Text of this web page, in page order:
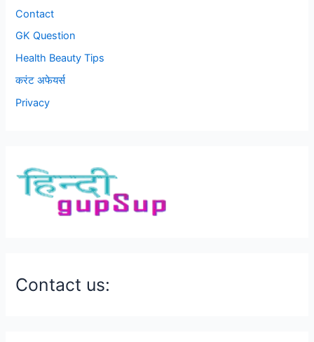
Contact
GK Question
Health Beauty Tips
करंट अफेयर्स
Privacy
Contact us: